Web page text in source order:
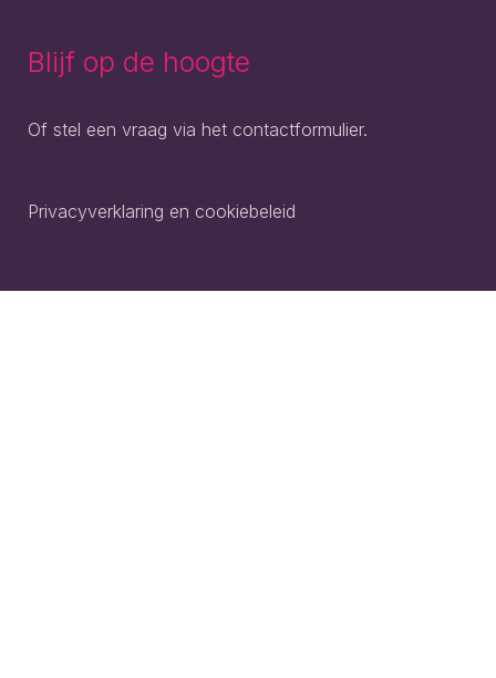
Blijf op de hoogte
Of stel een vraag via het contactformulier.
Privacyverklaring en cookiebeleid